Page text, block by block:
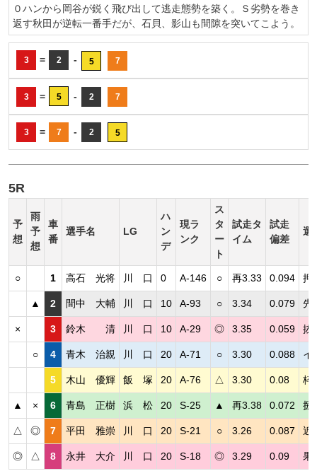
０ハンから岡谷が鋭く飛び出して逃走態勢を築く。Ｓ劣勢を巻き
返す秋田が逆転一番手だが、石貝、影山も間隙を突いてこよう。
3 = 2 - 5 7
3 = 5 - 2 7
3 = 7 - 2 5
5R
予
想
雨
予
想
車
番
選手名 LG
ハ
ン
デ
現ラ
ンク
ス
タ
ー
ト
試走タ
イム
試走
偏差
選
○ 1 高石 光将 川 口 0 A-146 ○ 再3.33 0.094 押
▲ 2 間中 大輔 川 口 10 A-93 ○ 3.34 0.079 先
× 3 鈴木 清 川 口 10 A-29 ◎ 3.35 0.059 抜
○ 4 青木 治親 川 口 20 A-71 ○ 3.30 0.088 イ
5 木山 優輝 飯 塚 20 A-76 △ 3.30 0.08 枠
▲ × 6 青島 正樹 浜 松 20 S-25 ▲ 再3.38 0.072 捌
△ ◎ 7 平田 雅崇 川 口 20 S-21 ○ 3.26 0.087 近
◎ △ 8 永井 大介 川 口 20 S-18 ◎ 3.29 0.09 果